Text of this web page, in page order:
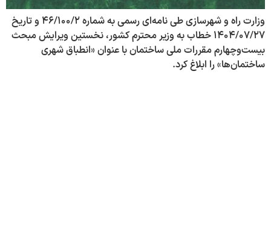
وزارت راه و شهرسازی طی نامه‌ای رسمی به شماره ۴۶/۱۰۰/۲ و تاریخ
۱۴۰۴/۰۷/۲۷ خطاب به وزیر محترم کشور، نخستین ویرایش مبحث
بیست‌وچهارم مقررات ملی ساختمان با عنوان «انطباق شهری
ساختمان‌ها» را ابلاغ کرد.